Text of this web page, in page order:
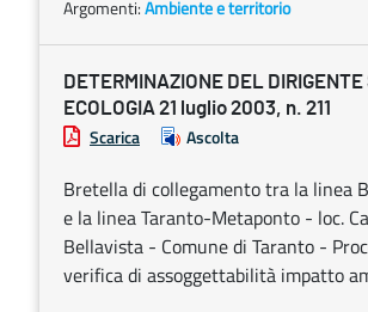
Argomenti:Ambiente e territorio
DETERMINAZIONE DEL DIRIGENTE
ECOLOGIA 21 luglio 2003, n. 211
Scarica Ascolta
Bretella di collegamento tra la linea
e la linea Taranto-Metaponto - loc.
Bellavista - Comune di Taranto -
verifica di assoggettabilità impatto